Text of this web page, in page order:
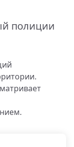
полиции